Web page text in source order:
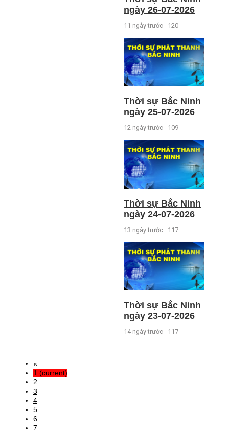
ngày 26-07-2026
11 ngày trước 120
Thời sự Bắc Ninh
ngày 25-07-2026
12 ngày trước 109
Thời sự Bắc Ninh
ngày 24-07-2026
13 ngày trước 117
Thời sự Bắc Ninh
ngày 23-07-2026
14 ngày trước 117
«
1 (current)
2
3
4
5
6
7